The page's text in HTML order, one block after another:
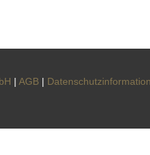
| AGB |